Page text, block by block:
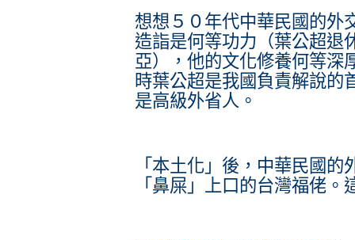
想想５０年代中華民國的外
造詣是何等功力（葉公超退
亞），他的文化修養何等深
時葉公超是我國負責解說的
是高級外省人。
「本土化」後，中華民國
「鼻屎」上口的台灣福佬